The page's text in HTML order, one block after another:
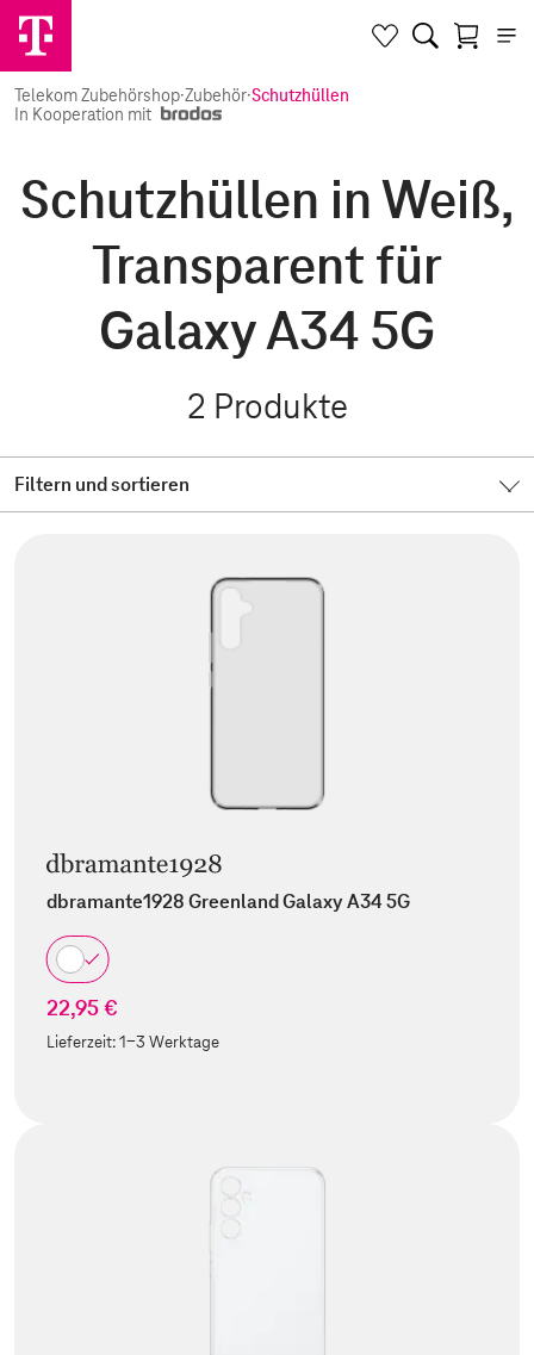
Telekom Zubehörshop·Zubehör·Schutzhüllen
In Kooperation mit
Schutzhüllen in Weiß,
Transparent für
Galaxy A34 5G
2 Produkte
Filtern und sortieren
dbramante1928 Greenland Galaxy A34 5G
22,95 €
Lieferzeit:1-3 Werktage